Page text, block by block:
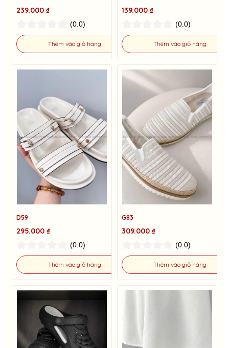
239.000 ₫
(0.0)
Thêm vào giỏ hàng
139.000 ₫
(0.0)
Thêm vào giỏ hàng
D59
295.000 ₫
(0.0)
Thêm vào giỏ hàng
G83
309.000 ₫
(0.0)
Thêm vào giỏ hàng